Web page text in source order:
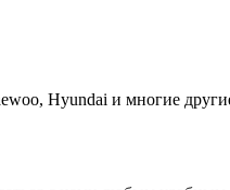
Hyundai и многие